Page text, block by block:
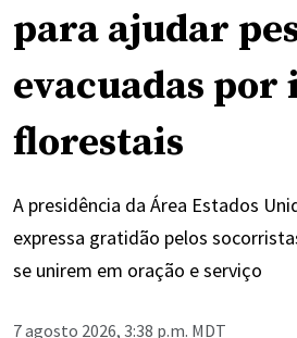
para ajudar
evacuadas por
florestais
A presidência da Área Estados
expressa gratidão pelos
se unirem em oração e serviço
7 agosto 2026, 3:38 p.m. MDT